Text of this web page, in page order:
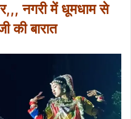
नगरी में धूमधाम से
की बारात